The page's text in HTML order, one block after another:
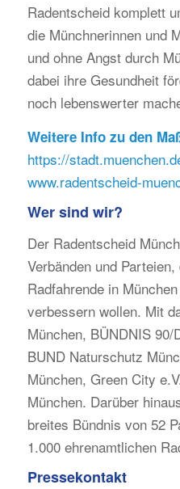
Radentscheid komplett
die Münchnerinnen und
und ohne Angst durch
dabei ihre Gesundheit
noch lebenswerter
Weitere Info zu den
https://
www.radentscheid-
Wer sind wir?
Der Radentscheid
Verbänden und
Radfahrende in
verbessern wollen. Mit
München, BÜNDNIS
BUND Naturschutz
München, Green City
München. Darüber
breites Bündnis von 52
1.000 ehrenamtlichen
Pressekontakt